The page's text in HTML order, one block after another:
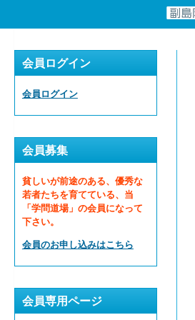
会員ログイン
会員ログイン
会員募集
貧しいが前途のある、優秀な
若者たちを育てている、当
「学問道場」の会員になって
下さい。
会員のお申し込みはこちら
会員専用ページ